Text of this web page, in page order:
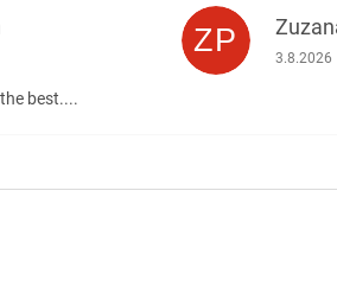
obchodu je 5 z 5 hviezdičiek.
best....
ZP 3.8.2026